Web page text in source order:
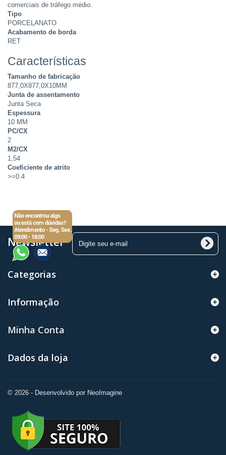
comerciais de tráfego médio.
Tipo
PORCELANATO
Acabamento de borda
RET
Características
Tamanho de fabricação
877,0X877,0X10MM
Junta de assentamento
Junta Seca
Espessura
10 MM
PC/CX
2
M2/CX
1,54
Coeficiente de atrito
>=0.4
Newsletter
Categorias
Informação
© 2026 - Desenvolvido por NeoImagine
Minha Conta
Dados da loja